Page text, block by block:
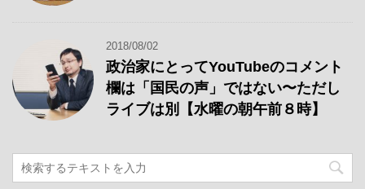
2018/08/02
政治家にとってYouTubeのコメント
欄は「国民の声」ではない〜ただし
ライブは別【水曜の朝午前８時】